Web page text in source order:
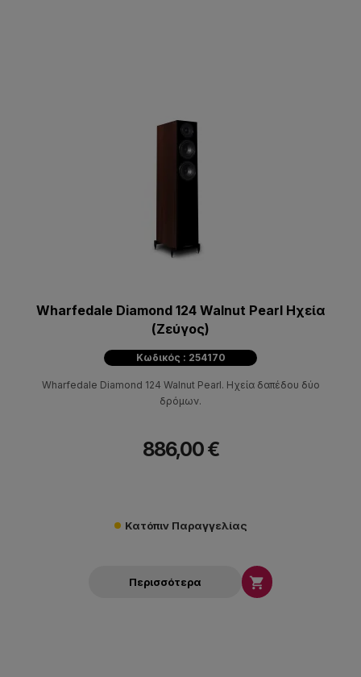
Wharfedale Diamond 124 Walnut Pearl Ηχεία
(Ζεύγος)
Κωδικός : 254170
Wharfedale Diamond 124 Walnut Pearl. Hχεία δαπέδου δύο
δρόμων.
886,00 €
Κατόπιν Παραγγελίας
Περισσότερα 